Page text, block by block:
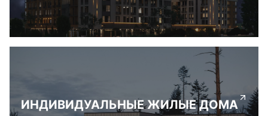
ИНДИВИДУАЛЬНЫЕ ЖИЛЫЕ ДОМА